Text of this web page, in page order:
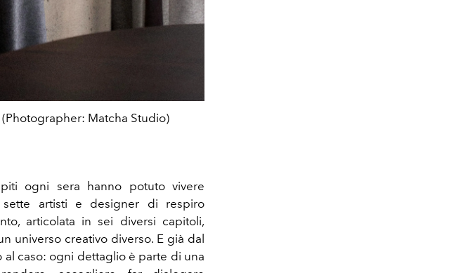
Matcha Studio)
ogni sera hanno potuto vivere
sette artisti e designer di respiro
articolata in sei diversi capitoli,
universo creativo diverso. E già dal
caso: ogni dettaglio è parte di una